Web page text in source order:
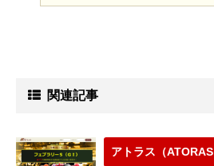
関連記事
アトラス（ATORAS